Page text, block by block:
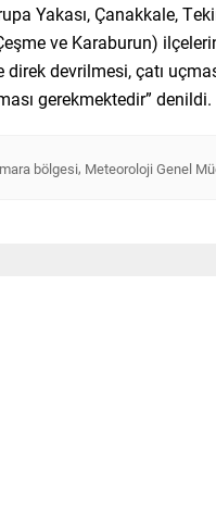
Yakası, Çanakkale,
ve Karaburun)
devrilmesi, çatı
gerekmektedir” denildi.
bölgesi, Meteoroloji Genel